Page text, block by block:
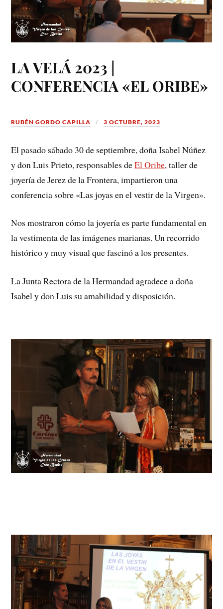
LA VELÁ 2023 |
CONFERENCIA «EL ORIBE»
RUBÉN GORDO CAPILLA 3 OCTUBRE, 2023
El pasado sábado 30 de septiembre, doña Isabel Núñez
y don Luis Prieto, responsables deEl Oribe, taller de
joyería de Jerez de la Frontera, impartieron una
conferencia sobre «Las joyas en el vestir de la Virgen».
Nos mostraron cómo la joyería es parte fundamental en
la vestimenta de las imágenes marianas. Un recorrido
histórico y muy visual que fascinó a los presentes.
La Junta Rectora de la Hermandad agradece a doña
Isabel y don Luis su amabilidad y disposición.